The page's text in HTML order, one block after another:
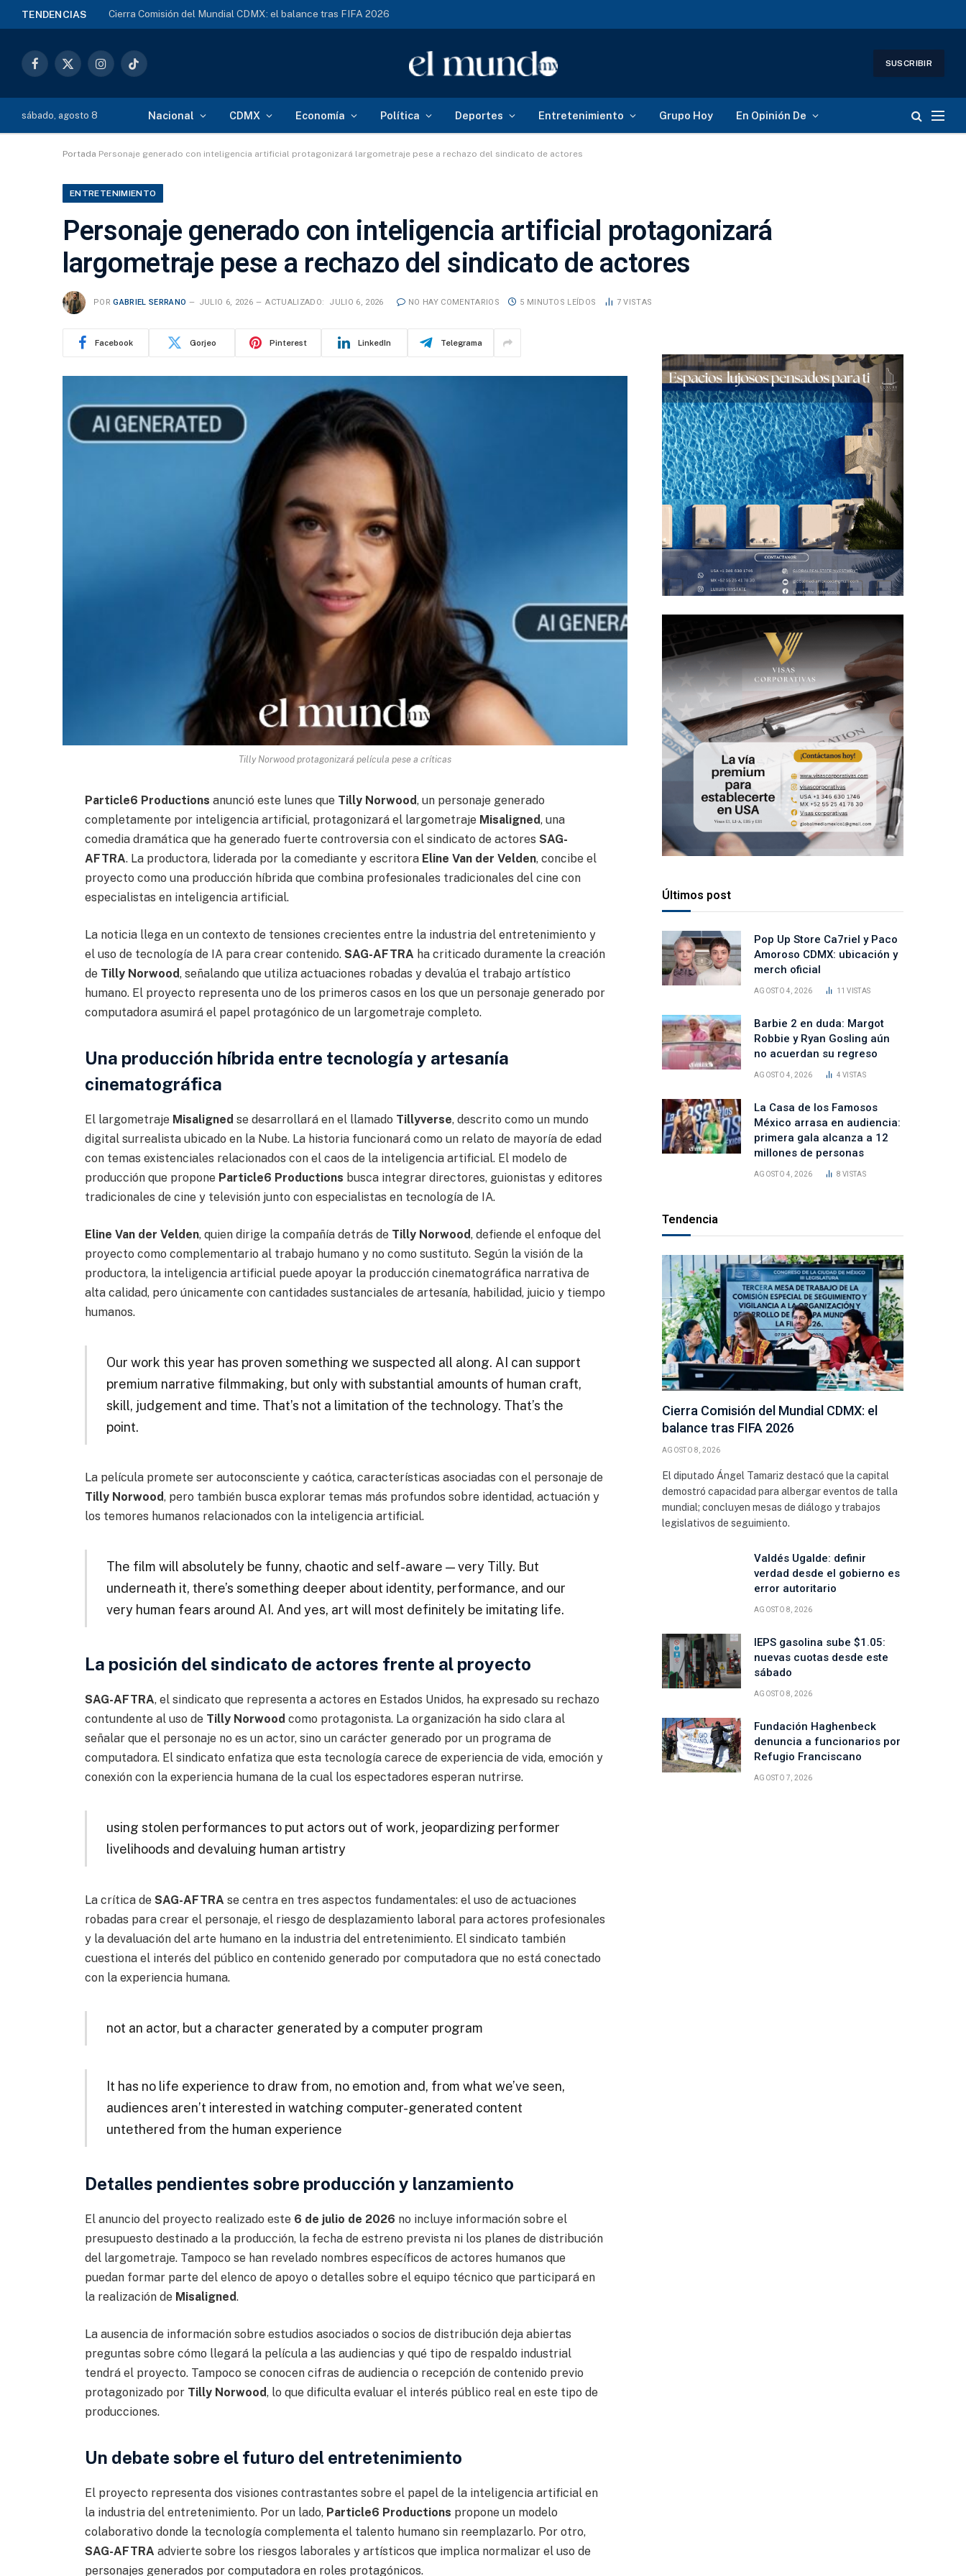
TENDENCIAS Cierra Comisión del Mundial CDMX: el balance tras FIFA 2026
Facebook
X
InstagramTikTok
SUSCRIBIR
sábado, agosto 8 Nacional CDMX Economía Política Deportes Entretenimiento Grupo Hoy En Opinión De
Portada Personaje generado con inteligencia artificial protagonizará largometraje pese a rechazo del sindicato de actores
ENTRETENIMIENTO
Personaje generado con inteligencia artificial protagonizará
largometraje pese a rechazo del sindicato de actores
POR GABRIEL SERRANO JULIO 6, 2026 ACTUALIZADO: JULIO 6, 2026 NO HAY COMENTARIOS 5 MINUTOS LEÍDOS 7VISTAS
Facebook Gorjeo Pinterest LinkedIn Telegrama
Tilly Norwood protagonizará película pese a críticas
Particle6 Productions anunció este lunes que Tilly Norwood, un personaje generado
completamente por inteligencia artificial, protagonizará el largometraje Misaligned, una
comedia dramática que ha generado fuerte controversia con el sindicato de actores SAG-
AFTRA. La productora, liderada por la comediante y escritora Eline Van der Velden, concibe el
proyecto como una producción híbrida que combina profesionales tradicionales del cine con
especialistas en inteligencia artificial.
La noticia llega en un contexto de tensiones crecientes entre la industria del entretenimiento y
el uso de tecnología de IA para crear contenido. SAG-AFTRA ha criticado duramente la creación
de Tilly Norwood, señalando que utiliza actuaciones robadas y devalúa el trabajo artístico
humano. El proyecto representa uno de los primeros casos en los que un personaje generado por
computadora asumirá el papel protagónico de un largometraje completo.
Una producción híbrida entre tecnología y artesanía
cinematográfica
El largometraje Misaligned se desarrollará en el llamado Tillyverse, descrito como un mundo
digital surrealista ubicado en la Nube. La historia funcionará como un relato de mayoría de edad
con temas existenciales relacionados con el caos de la inteligencia artificial. El modelo de
producción que propone Particle6 Productions busca integrar directores, guionistas y editores
tradicionales de cine y televisión junto con especialistas en tecnología de IA.
Eline Van der Velden, quien dirige la compañía detrás de Tilly Norwood, defiende el enfoque del
proyecto como complementario al trabajo humano y no como sustituto. Según la visión de la
productora, la inteligencia artificial puede apoyar la producción cinematográfica narrativa de
alta calidad, pero únicamente con cantidades sustanciales de artesanía, habilidad, juicio y tiempo
humanos.
Our work this year has proven something we suspected all along. AI can support
premium narrative filmmaking, but only with substantial amounts of human craft,
skill, judgement and time. That’s not a limitation of the technology. That’s the
point.
La película promete ser autoconsciente y caótica, características asociadas con el personaje de
Tilly Norwood, pero también busca explorar temas más profundos sobre identidad, actuación y
los temores humanos relacionados con la inteligencia artificial.
The film will absolutely be funny, chaotic and self-aware — very Tilly. But
underneath it, there’s something deeper about identity, performance, and our
very human fears around AI. And yes, art will most definitely be imitating life.
La posición del sindicato de actores frente al proyecto
SAG-AFTRA, el sindicato que representa a actores en Estados Unidos, ha expresado su rechazo
contundente al uso de Tilly Norwood como protagonista. La organización ha sido clara al
señalar que el personaje no es un actor, sino un carácter generado por un programa de
computadora. El sindicato enfatiza que esta tecnología carece de experiencia de vida, emoción y
conexión con la experiencia humana de la cual los espectadores esperan nutrirse.
using stolen performances to put actors out of work, jeopardizing performer
livelihoods and devaluing human artistry
La crítica de SAG-AFTRA se centra en tres aspectos fundamentales: el uso de actuaciones
robadas para crear el personaje, el riesgo de desplazamiento laboral para actores profesionales
y la devaluación del arte humano en la industria del entretenimiento. El sindicato también
cuestiona el interés del público en contenido generado por computadora que no está conectado
con la experiencia humana.
not an actor, but a character generated by a computer program
It has no life experience to draw from, no emotion and, from what we’ve seen,
audiences aren’t interested in watching computer-generated content
untethered from the human experience
Detalles pendientes sobre producción y lanzamiento
El anuncio del proyecto realizado este 6 de julio de 2026 no incluye información sobre el
presupuesto destinado a la producción, la fecha de estreno prevista ni los planes de distribución
del largometraje. Tampoco se han revelado nombres específicos de actores humanos que
puedan formar parte del elenco de apoyo o detalles sobre el equipo técnico que participará en
la realización de Misaligned.
La ausencia de información sobre estudios asociados o socios de distribución deja abiertas
preguntas sobre cómo llegará la película a las audiencias y qué tipo de respaldo industrial
tendrá el proyecto. Tampoco se conocen cifras de audiencia o recepción de contenido previo
protagonizado por Tilly Norwood, lo que dificulta evaluar el interés público real en este tipo de
producciones.
Un debate sobre el futuro del entretenimiento
El proyecto representa dos visiones contrastantes sobre el papel de la inteligencia artificial en
la industria del entretenimiento. Por un lado, Particle6 Productions propone un modelo
colaborativo donde la tecnología complementa el talento humano sin reemplazarlo. Por otro,
SAG-AFTRA advierte sobre los riesgos laborales y artísticos que implica normalizar el uso de
personajes generados por computadora en roles protagónicos.
Últimos post
Pop Up Store Ca7riel y Paco
Amoroso CDMX: ubicación y
merch oficial
AGOSTO 4, 2026 11VISTAS
Barbie 2 en duda: Margot
Robbie y Ryan Gosling aún
no acuerdan su regreso
AGOSTO 4, 2026 4VISTAS
La Casa de los Famosos
México arrasa en audiencia:
primera gala alcanza a 12
millones de personas
AGOSTO 4, 2026 8VISTAS
Tendencia
Cierra Comisión del Mundial CDMX: el
balance tras FIFA 2026
AGOSTO 8, 2026
El diputado Ángel Tamariz destacó que la capital
demostró capacidad para albergar eventos de talla
mundial; concluyen mesas de diálogo y trabajos
legislativos de seguimiento.
Valdés Ugalde: definir
verdad desde el gobierno es
error autoritario
AGOSTO 8, 2026
IEPS gasolina sube $1.05:
nuevas cuotas desde este
sábado
AGOSTO 8, 2026
Fundación Haghenbeck
denuncia a funcionarios por
Refugio Franciscano
AGOSTO 7, 2026